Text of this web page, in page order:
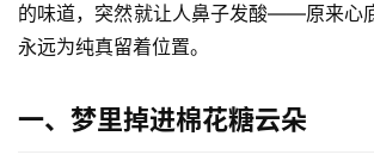
的味道，突然就让人鼻子发酸——原来心
永远为纯真留着位置。
一、梦里掉进棉花糖云朵